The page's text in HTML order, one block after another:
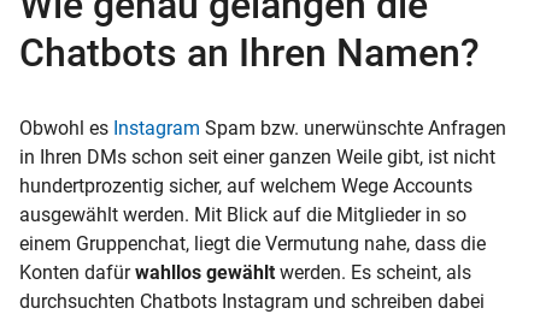
Chatbots an Ihren Namen?
Obwohl es Instagram Spam bzw. unerwünschte Anfragen
in Ihren DMs schon seit einer ganzen Weile gibt, ist nicht
hundertprozentig sicher, auf welchem Wege Accounts
ausgewählt werden. Mit Blick auf die Mitglieder in so
einem Gruppenchat, liegt die Vermutung nahe, dass die
Konten dafürwahllos gewählt werden. Es scheint, als
durchsuchten Chatbots Instagram und schreiben dabei